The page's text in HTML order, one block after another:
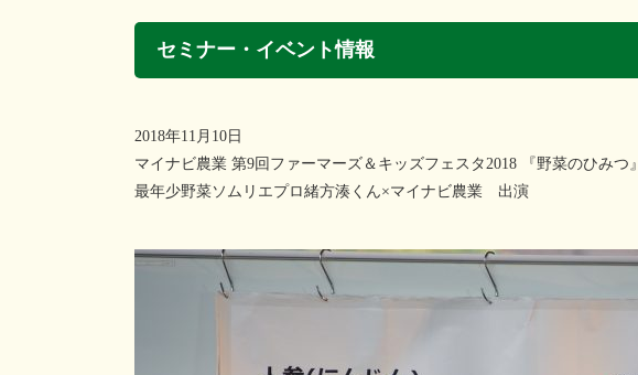
セミナー・イベント情報
2018年11月10日
マイナビ農業 第9回ファーマーズ＆キッズフェスタ2018 『野菜のひみつ』
最年少野菜ソムリエプロ緒方湊くん×マイナビ農業 出演